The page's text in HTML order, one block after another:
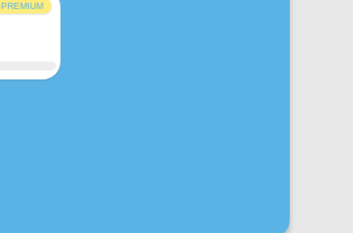
PREMIUM